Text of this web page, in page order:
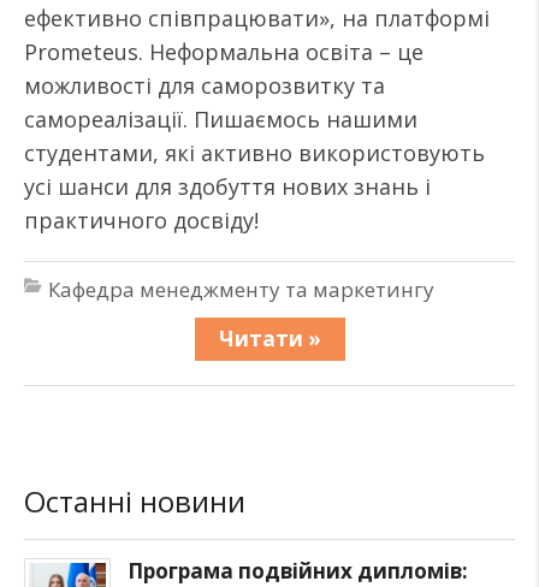
ефективно співпрацювати», на платформі
Рrometeus. Неформальна освіта – це
можливості для саморозвитку та
самореалізації. Пишаємось нашими
студентами, які активно використовують
усі шанси для здобуття нових знань і
практичного досвіду!
Кафедра менеджменту та маркетингу
Читати »
Останні новини
Програма подвійних дипломів: